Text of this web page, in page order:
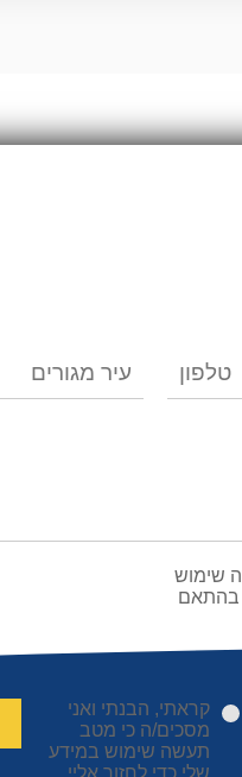
שימוש
בהתאם
קראתי, הבנתי ואני
מסכים/ה כי מטב
תעשה שימוש במידע
שלי כדי לחזור אליי